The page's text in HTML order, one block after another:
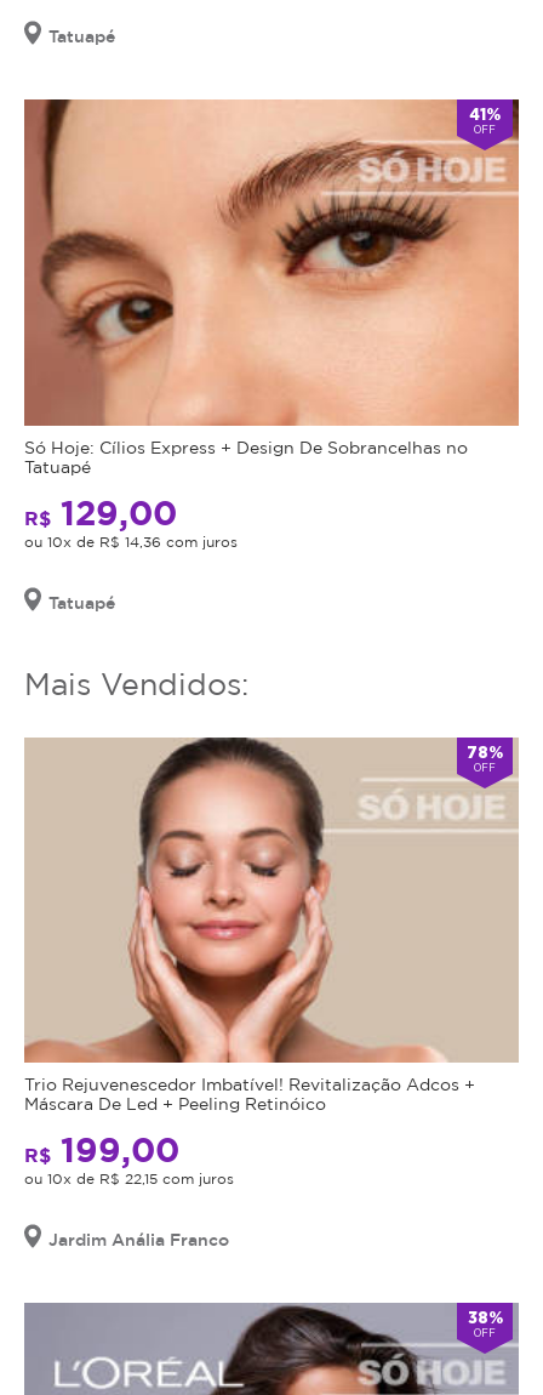
utilizá-
lo.
cupom
expirar,
você
não
conseguirá
serviço
ou
estornar
o
mesmo.
Tatuapé
41%
OFF
Só Hoje: Cílios Express + Design De Sobrancelhas no
Tatuapé
R$ 129,00
ou 10x de R$ 14,36 com juros
Tatuapé
Mais Vendidos:
78%
OFF
Trio Rejuvenescedor Imbatível! Revitalização Adcos +
Máscara De Led + Peeling Retinóico
R$ 199,00
ou 10x de R$ 22,15 com juros
Jardim Anália Franco
38%
OFF